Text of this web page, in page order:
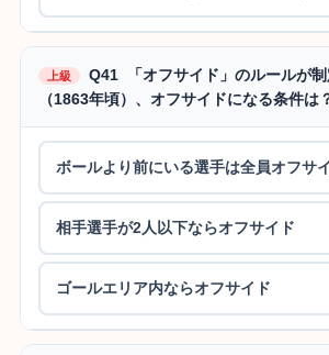
上級
Q41 「オフサイド」のルールが
（1863年頃）、オフサイドになる条件は
ボールより前にいる選手は全員オフサ
相手選手が2人以下ならオフサイド
ゴールエリア内ならオフサイド